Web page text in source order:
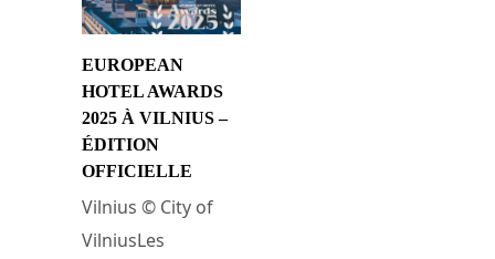
EUROPEAN
HOTEL AWARDS
2025 À VILNIUS –
ÉDITION
OFFICIELLE
Vilnius © City of
VilniusLes